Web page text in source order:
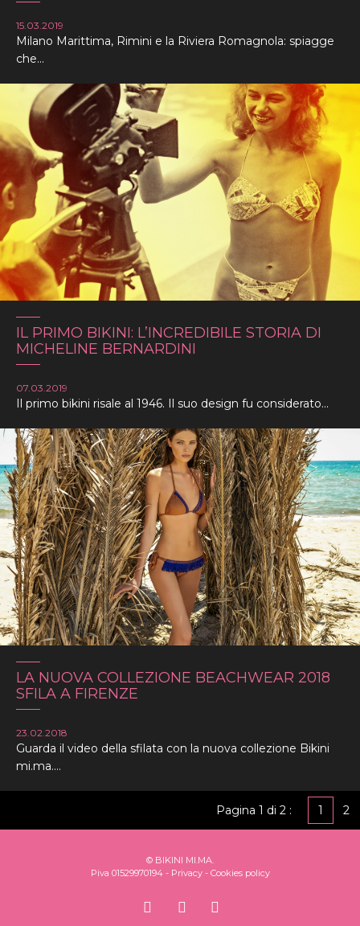
15.03.2019
Milano Marittima, Rimini e la Riviera Romagnola: spiagge
che...
IL PRIMO BIKINI: L’INCREDIBILE STORIA DI
MICHELINE BERNARDINI
07.03.2019
Il primo bikini risale al 1946. Il suo design fu considerato...
LA NUOVA COLLEZIONE BEACHWEAR 2018
SFILA A FIRENZE
23.02.2018
Guarda il video della sfilata con la nuova collezione Bikini
mi.ma....
Pagina 1 di 2 : 1 2
© BIKINI MI.MA.
Piva 01529970194 - Privacy- Cookies policy